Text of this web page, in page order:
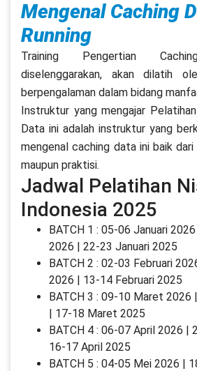
Mengenal Caching
Running
Training Pengertian
diselenggarakan, akan dilatih
berpengalaman dalam bidang
Instruktur yang mengajar
Data ini adalah instruktur yang
mengenal caching data ini baik dari
maupun praktisi.
Jadwal Pelatihan
Indonesia 2025
BATCH 1 : 05-06 Januari
2026 | 22-23 Januari 2025
BATCH 2 : 02-03 Februari
2026 | 13-14 Februari 2025
BATCH 3 : 09-10 Maret
| 17-18 Maret 2025
BATCH 4 : 06-07 April 2026 |
16-17 April 2025
BATCH 5 : 04-05 Mei 2026 |